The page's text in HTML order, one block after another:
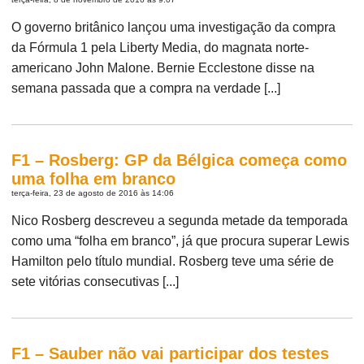
O governo britânico lançou uma investigação da compra
da Fórmula 1 pela Liberty Media, do magnata norte-
americano John Malone. Bernie Ecclestone disse na
semana passada que a compra na verdade [...]
F1 – Rosberg: GP da Bélgica começa como
uma folha em branco
terça-feira, 23 de agosto de 2016 às 14:06
Nico Rosberg descreveu a segunda metade da temporada
como uma “folha em branco”, já que procura superar Lewis
Hamilton pelo título mundial. Rosberg teve uma série de
sete vitórias consecutivas [...]
F1 – Sauber não vai participar dos testes